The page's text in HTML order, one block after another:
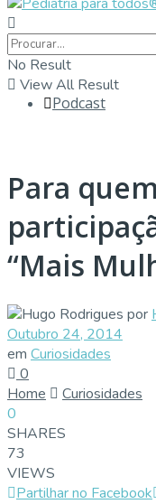
Contactos
Podcast
No Result
View All Result
Para
“Mais
por
Outubro 24, 2014
em Curiosidades
0
Home
Curiosidades
0
SHARES
73
VIEWS
Partilhar no Facebook